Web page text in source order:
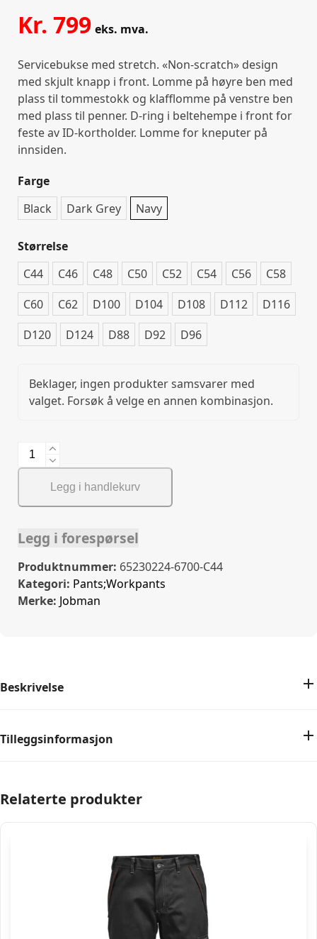
Kr. 799 eks. mva.
Servicebukse med stretch. «Non-scratch» design
med skjult knapp i front. Lomme på høyre ben med
plass til tommestokk og klafflomme på venstre ben
med plass til penner. D-ring i beltehempe i front for
feste av ID-kortholder. Lomme for kneputer på
innsiden.
Farge
Black
Dark Grey Navy
Størrelse
C44
C46 C48 C50 C52 C54 C56
C58
C60
C62 D100 D104 D108 D112
D116
D120
D124 D88 D92 D96
Beklager, ingen produkter samsvarer med
valget. Forsøk å velge en annen kombinasjon.
Movex
Service
Trouser
Stretch
Legg i handlekurv
Legg i forespørsel
Produktnummer: 65230224-6700-C44
Kategori: Pants;Workpants
Merke: Jobman
Beskrivelse
Tilleggsinformasjon
Relaterte produkter